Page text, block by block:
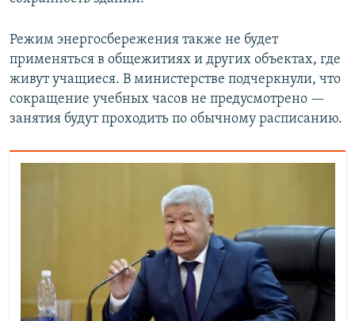
Режим энергосбережения также не будет
применяться в общежитиях и других объектах, где
живут учащиеся. В министерстве подчеркнули, что
сокращение учебных часов не предусмотрено —
занятия будут проходить по обычному расписанию.